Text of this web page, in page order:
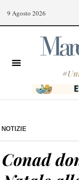
9 Agosto 2026
#
NOTIZIE
Conad